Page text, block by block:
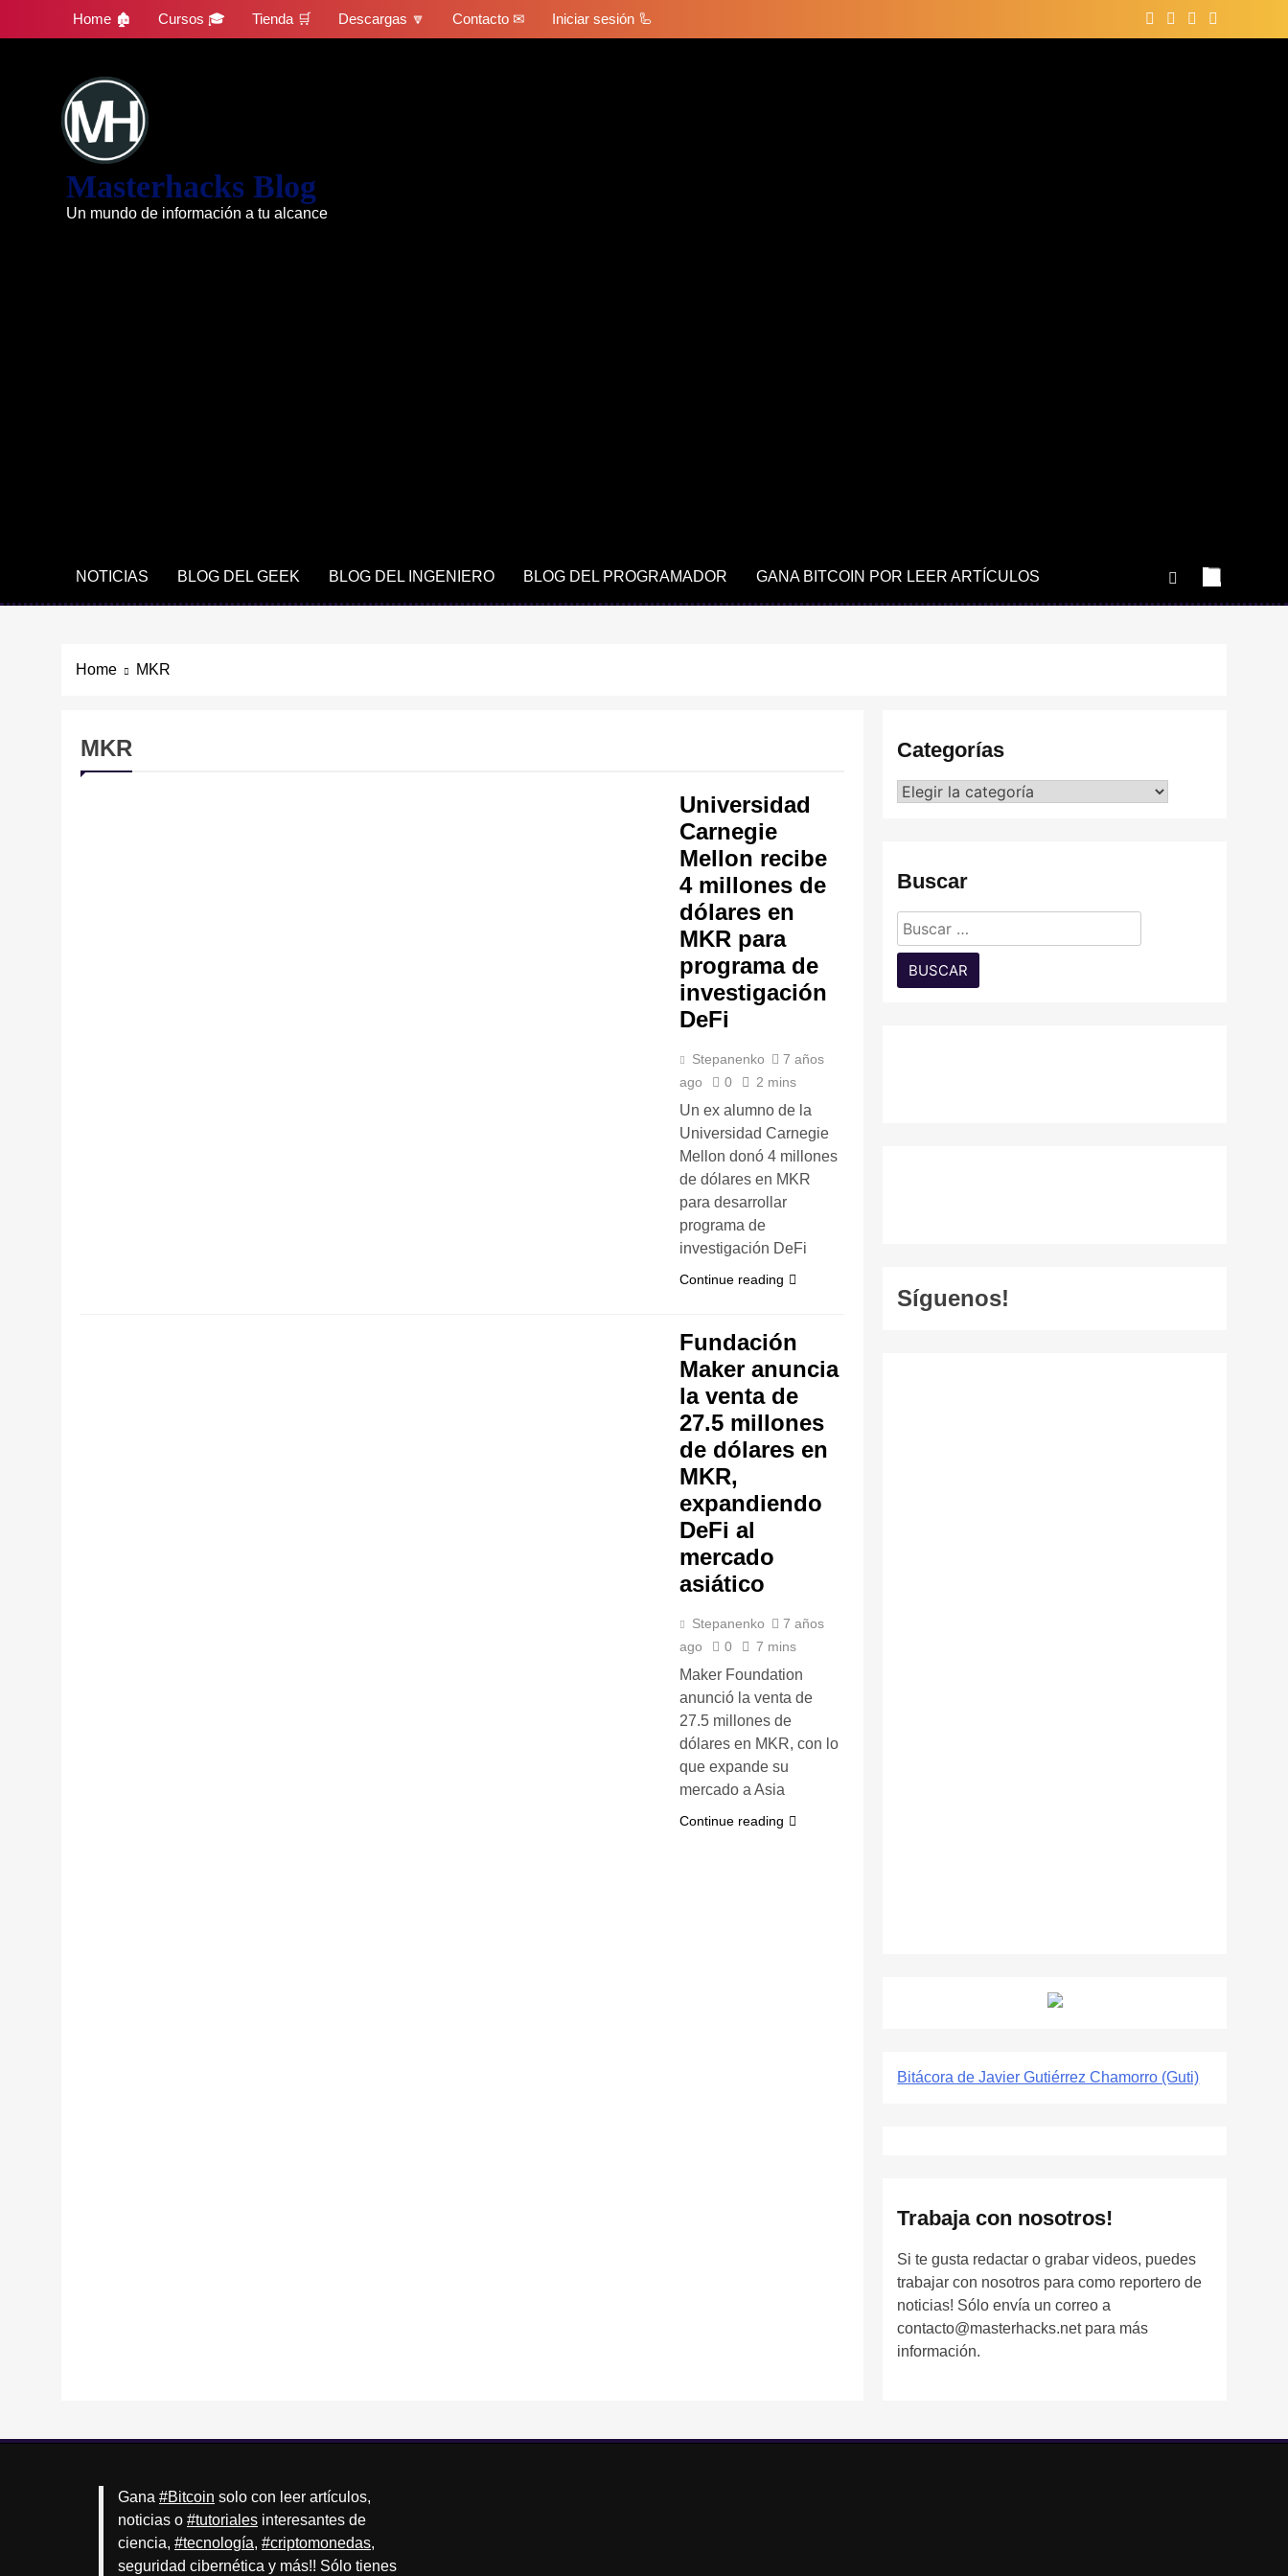
Home 🏚 Cursos 🎓 Tienda 🛒 Descargas 🔽 Contacto ✉ Iniciar sesión 🦾
Masterhacks Blog
Un mundo de información a tu alcance
NOTICIAS BLOG DEL GEEK BLOG DEL INGENIERO BLOG DEL PROGRAMADOR GANA BITCOIN POR LEER ARTÍCULOS
Home MKR
MKR
Universidad
Carnegie
Mellon recibe
4 millones de
dólares en
MKR para
programa de
investigación
DeFi
Stepanenko
7 años
ago
0 2 mins
Un ex alumno de la
Universidad Carnegie
Mellon donó 4 millones
de dólares en MKR
para desarrollar
programa de
investigación DeFi
Continue reading
Fundación
Maker anuncia
la venta de
27.5 millones
de dólares en
MKR,
expandiendo
DeFi al
mercado
asiático
Stepanenko
7 años
ago
0 7 mins
Maker Foundation
anunció la venta de
27.5 millones de
dólares en MKR, con lo
que expande su
mercado a Asia
Continue reading
Categorías
Categorías
Buscar
Buscar:
Síguenos!
Bitácora de Javier Gutiérrez Chamorro (Guti)
Trabaja con nosotros!
Si te gusta redactar o grabar videos, puedes
trabajar con nosotros para como reportero de
noticias! Sólo envía un correo a
contacto@masterhacks.net para más
información.
Gana #Bitcoin solo con leer artículos,
noticias o #tutoriales interesantes de
ciencia, #tecnología, #criptomonedas,
seguridad cibernética y más!! Sólo tienes